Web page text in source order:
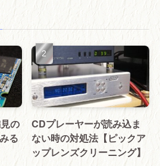
の
る
CDプレーヤーが読み込ま
ない時の対処法【ピックア
ップレンズクリーニング】